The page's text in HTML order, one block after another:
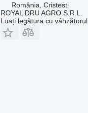
România, Cristesti
ROYAL DRU AGRO S.R.L.
Luați legătura cu vânzătorul